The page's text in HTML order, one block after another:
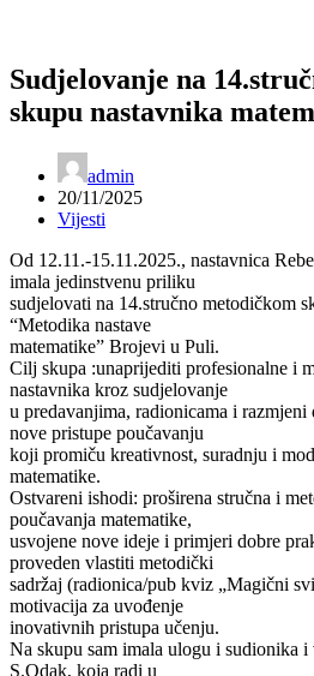
Sudjelovanje na
skupu nastavnika
admin
20/11/2025
Vijesti
Od 12.11.-15.11.2025., nastavnica
imala jedinstvenu priliku
sudjelovati na 14.stručno metodičkom
“Metodika nastave
matematike” Brojevi u Puli.
Cilj skupa :unaprijediti profesionalne i
nastavnika kroz sudjelovanje
u predavanjima, radionicama i razmjeni
nove pristupe poučavanju
koji promiču kreativnost, suradnju i
matematike.
Ostvareni ishodi: proširena stručna i
poučavanja matematike,
usvojene nove ideje i primjeri dobre
proveden vlastiti metodički
sadržaj (radionica/pub kviz „Magični
motivacija za uvođenje
inovativnih pristupa učenju.
Na skupu sam imala ulogu i sudionika
S.Odak, koja radi u